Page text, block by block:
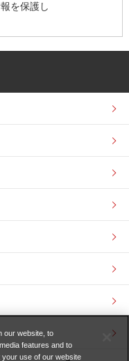
を保護し
our website, to
features and to
use of our website